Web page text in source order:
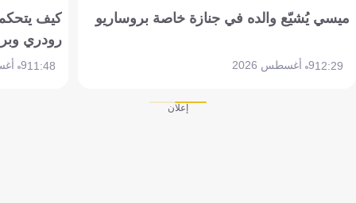
ميسي يُشيّع والده في جنازة خاصة بروساريو
12:299 أغسطس 2026
كيف
رودري
11:489 أغسطس 2026
إعلان